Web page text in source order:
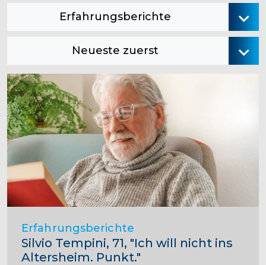
Erfahrungsberichte
Neueste zuerst
Erfahrungsberichte
Silvio Tempini, 71, "Ich will nicht ins
Altersheim. Punkt."